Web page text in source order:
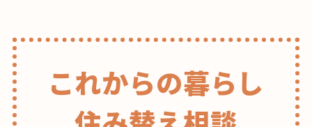
買
お
う
か
な？”
これからの暮らし